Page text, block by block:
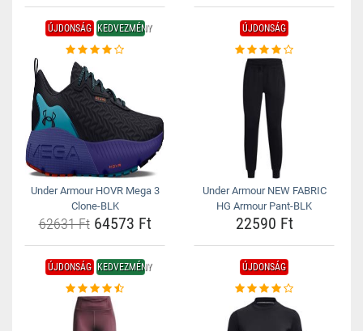
ÚJDONSÁG KEDVEZMÉNY
Under Armour HOVR Mega 3
Clone-BLK
62631 Ft64573 Ft
ÚJDONSÁG
Under Armour NEW FABRIC
HG Armour Pant-BLK
22590 Ft
ÚJDONSÁG KEDVEZMÉNY ÚJDONSÁG